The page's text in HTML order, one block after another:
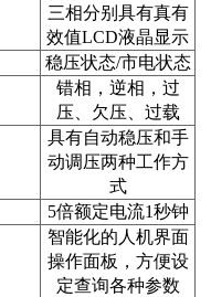
三相分别具有真有
效值LCD液晶显示
稳压状态/市电状态
错相，逆相，过
压、欠压、过载
具有自动稳压和手
动调压两种工作方
式
5倍额定电流1秒钟
智能化的人机界面
操作面板，方便设
定查询各种参数